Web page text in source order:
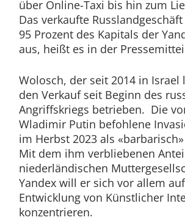
über Online-Taxi bis hin zum
Das verkaufte
95 Prozent des Kapitals der
aus, heißt es in der
Wolosch, der seit 2014 in Israel
den Verkauf seit Beginn des
Angriffskriegs betrieben. Die
Wladimir Putin befohlene
im Herbst 2023 als
Mit dem ihm verbliebenen
niederländischen
Yandex will er sich vor allem
Entwicklung von Künstlicher
konzentrieren.